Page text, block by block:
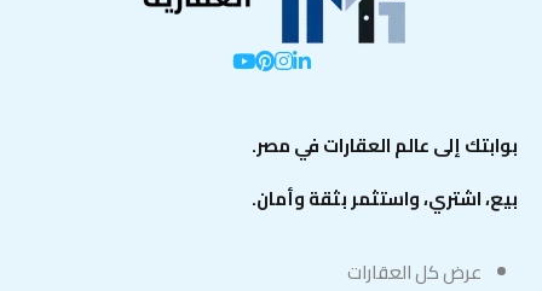
بوابتك إلى عالم العقارات في مصر.
بيع، اشتري، واستثمر بثقة وأمان.
عرض كل العقارات